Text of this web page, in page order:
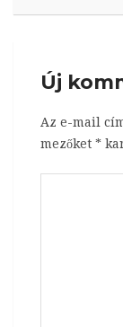
Új
Az e-mail
mezőket *